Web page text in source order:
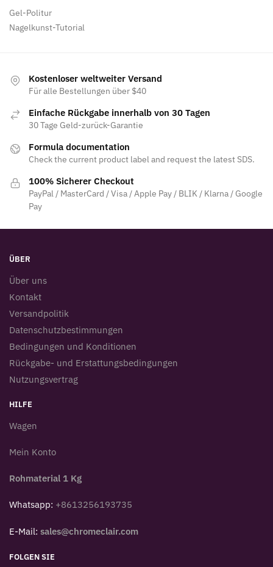
Gel-Politur
Nagelkunst-Tutorial
Kostenloser weltweiter Versand
Für alle Bestellungen über $40
Einfache Rückgabe innerhalb von 30 Tagen
30 Tage Geld-zurück-Garantie
Formula documentation
Check the current product label and request the latest SDS.
100% Sicherer Checkout
PayPal / MasterCard / Visa / Apple Pay / BLIK / Klarna / Google
Pay
ÜBER
Über uns
Kontakt
Versandpolitik
Datenschutzbestimmungen
Bedingungen und Konditionen
Rückgabe- und Erstattungsbedingungen
Nutzungsvertrag
HILFE
Wagen
Mein Konto
Rohmaterial 1 Kg
Whatsapp: +8613256193735
E-Mail: sales@chromeclair.com
FOLGEN SIE